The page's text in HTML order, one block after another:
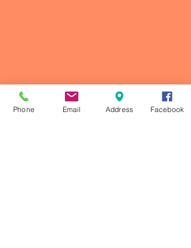
Phone Email Address Facebook